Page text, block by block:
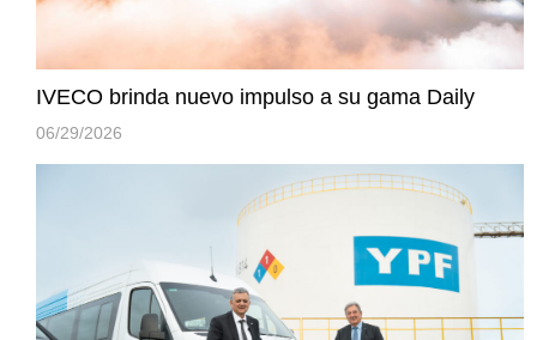
IVECO brinda nuevo impulso a su gama Daily
06/29/2026